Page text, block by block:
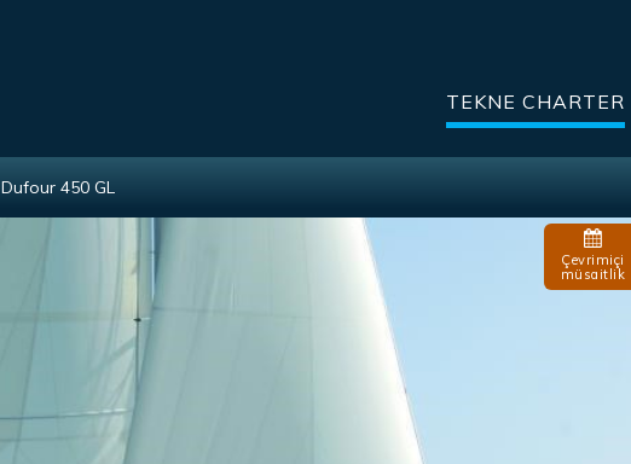
TEKNE CHARTER
Dufour 450 GL
Çevrimiçi
müsaitlik